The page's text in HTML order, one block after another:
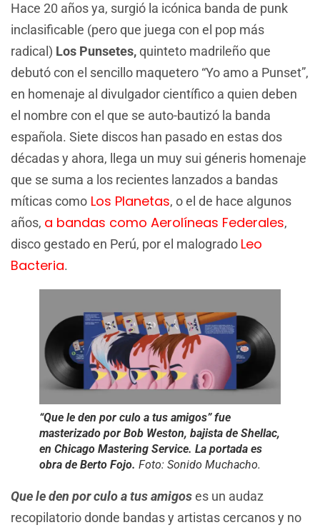
Hace 20 años ya, surgió la icónica banda de punk
inclasificable (pero que juega con el pop más
radical) Los Punsetes,quinteto madrileño que
debutó con el sencillo maquetero “Yo amo a Punset”,
en homenaje al divulgador científico a quien deben
el nombre con el que se auto-bautizó la banda
española. Siete discos han pasado en estas dos
décadas y ahora, llega un muy sui géneris homenaje
que se suma a los recientes lanzados a bandas
míticas como Los Planetas, o el de hace algunos
años, a bandas como Aerolíneas Federales,
disco gestado en Perú, por el malogrado Leo
Bacteria.
“Que le den por culo a tus amigos” fue
masterizado por Bob Weston, bajista de Shellac,
en Chicago Mastering Service. La portada es
obra de Berto Fojo. Foto: Sonido Muchacho.
Que le den por culo a tus amigoses un audaz
recopilatorio donde bandas y artistas cercanos y no